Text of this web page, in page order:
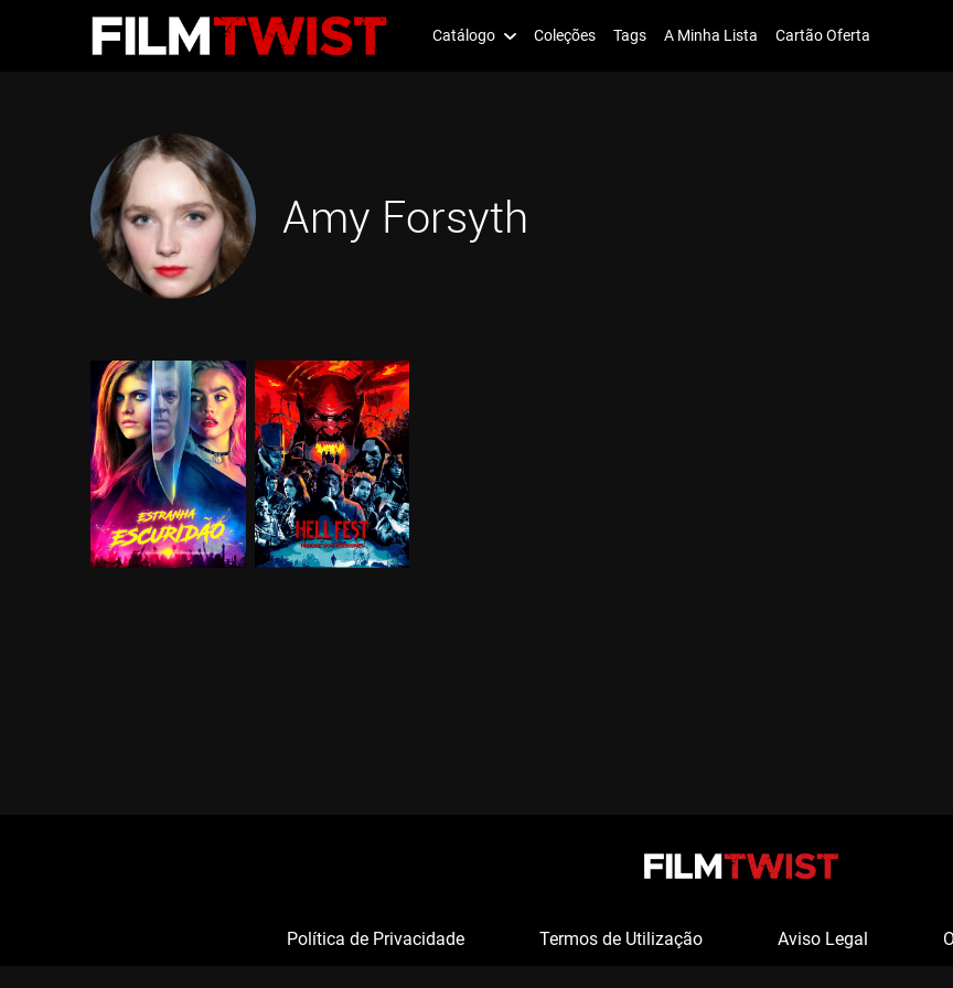
Catálogo Coleções Tags A Minha Lista Cartão Oferta
Amy Forsyth
Política de Privacidade Termos de Utilização Aviso Legal